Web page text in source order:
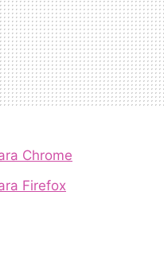
Chrome
Firefox